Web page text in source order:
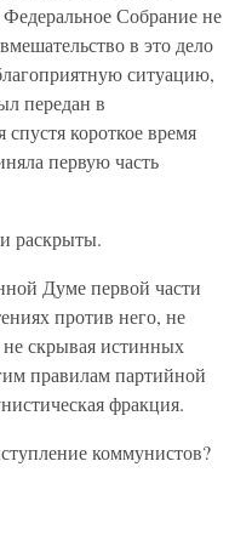
Собрание не
в это дело
ситуацию,
передан в
короткое время
первую часть
раскрыты.
Думе первой час­ти
против него, не
не скрывая истинных
правилам партийной
фракция.
коммунистов?